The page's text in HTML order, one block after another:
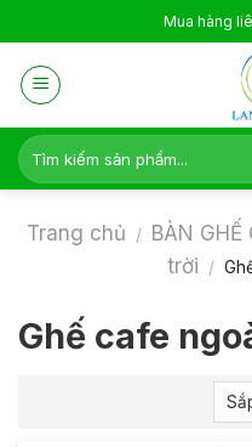
to
content
Mua hàng
Tìm
kiếm:
Trang chủ / BÀN GHẾ
trời /
Ghế cafe